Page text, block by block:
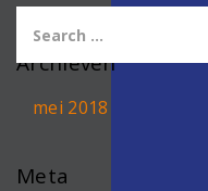
Archieven
mei 2018
Meta